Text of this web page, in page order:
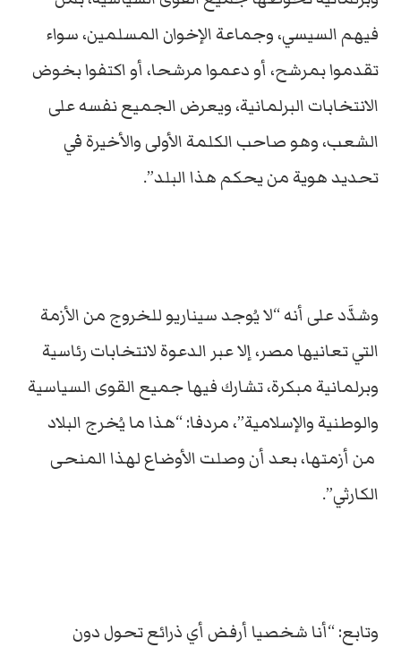
فيهم السيسي، وجماعة الإخوان المسلمين، سواء
تقدموا بمرشح، أو دعموا مرشحا، أو اكتفوا بخوض
الانتخابات البرلمانية، ويعرض الجميع نفسه على
الشعب، وهو صاحب الكلمة الأولى والأخيرة في
تحديد هوية من يحكم هذا البلد”.
وشدَّد على أنه “لا يُوجد سيناريو للخروج من الأزمة
التي تعانيها مصر، إلا عبر الدعوة لانتخابات رئاسية
وبرلمانية مبكرة، تشارك فيها جميع القوى السياسية
والوطنية والإسلامية”، مردفا: “هذا ما يُخرج البلاد
من أزمتها، بعد أن وصلت الأوضاع لهذا المنحى
الكارثي”.
وتابع: “أنا شخصيا أرفض أي ذرائع تحول دون